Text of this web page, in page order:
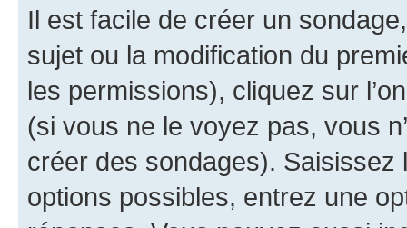
Il est facile de créer un
sujet ou la modification du
les permissions), cliquez sur
(si vous ne le voyez pas, vous
créer des sondages).
options possibles, entrez une